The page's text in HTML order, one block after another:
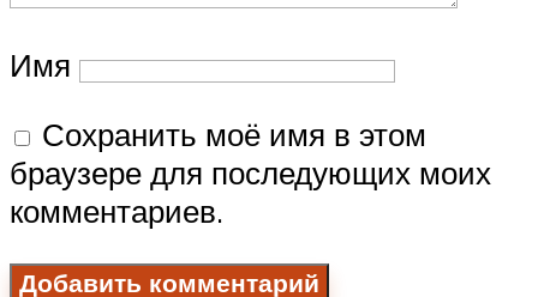
Имя
Сохранить моё имя в этом
браузере для последующих моих
комментариев.